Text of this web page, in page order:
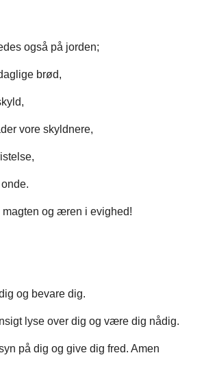
også på jorden;
brød,
vore skyldnere,
magten og æren i evighed!
og bevare dig.
lyse over dig og være dig nådig.
på dig og give dig fred. Amen